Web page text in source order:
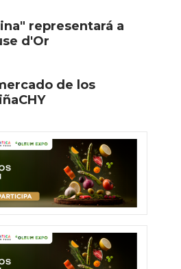
representará a
d'Or
de los